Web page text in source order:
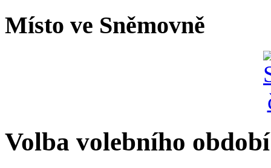
Místo ve Sněmovně
Volba volebního období